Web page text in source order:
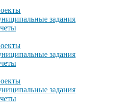
задания
задания
задания